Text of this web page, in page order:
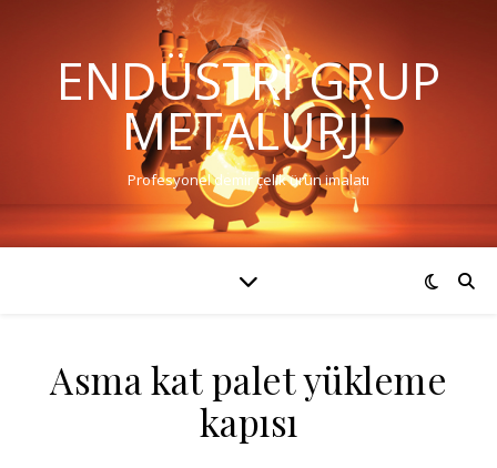
ENDÜSTRI GRUP
METALURJI
Profesyonel demir çelik ürün imalatı
Asma kat palet yükleme
kapısı